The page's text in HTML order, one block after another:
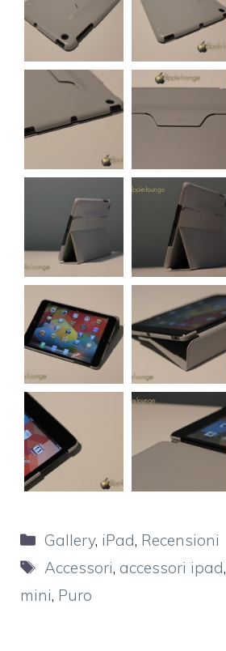
Categorie
Gallery, iPad, Recensioni
Tag
Accessori, accessori ipad,
mini, Puro